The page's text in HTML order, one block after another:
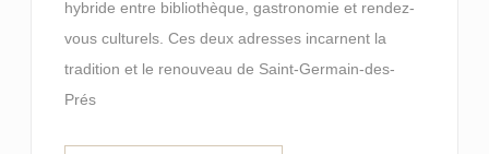
hybride entre bibliothèque, gastronomie et rendez-
vous culturels. Ces deux adresses incarnent la
tradition et le renouveau de Saint-Germain-des-
Prés